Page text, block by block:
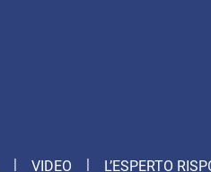
VIDEO L’ESPERTO